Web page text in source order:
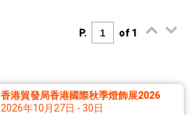
P. of 1
香港貿發局香港國際秋季燈飾展2026
2026年10月27日 - 30日